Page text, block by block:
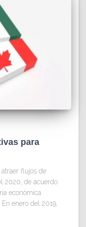
para
flujos de
2020, de acuerdo
económica
enero del 2019,